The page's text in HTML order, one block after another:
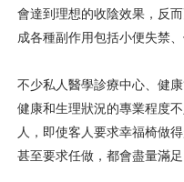
會達到理想的收陰效果，反
成各種副作用包括小便失禁
不少私人醫學診療中心、健
健康和生理狀況的專業程度
人，即使客人要求幸福椅做
甚至要求任做，都會盡量滿足